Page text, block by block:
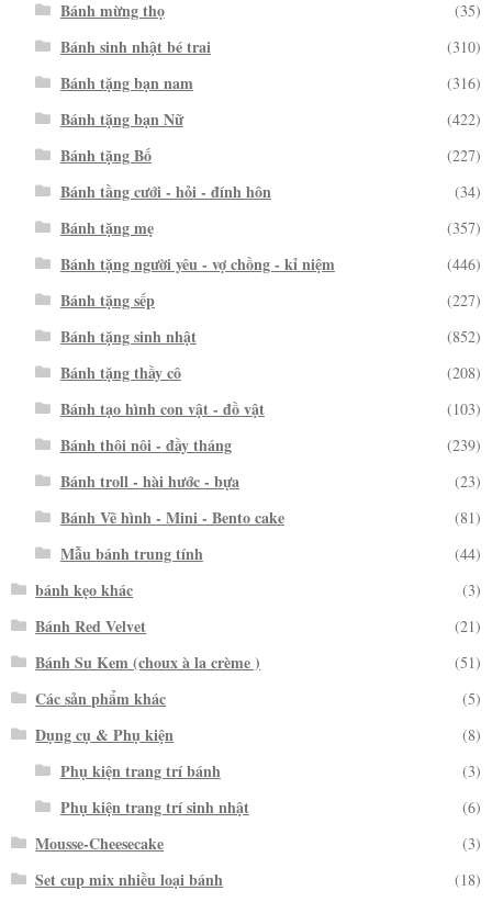
Bánh mừng thọ (35)
Bánh sinh nhật bé trai (310)
Bánh tặng bạn nam (316)
Bánh tặng bạn Nữ (422)
Bánh tặng Bố (227)
Bánh tầng cưới - hỏi - đính hôn (34)
Bánh tặng mẹ (357)
Bánh tặng người yêu - vợ chồng - kỉ niệm (446)
Bánh tặng sếp (227)
Bánh tặng sinh nhật (852)
Bánh tặng thầy cô (208)
Bánh tạo hình con vật - đồ vật (103)
Bánh thôi nôi - đầy tháng (239)
Bánh troll - hài hước - bựa (23)
Bánh Vẽ hình - Mini - Bento cake (81)
Mẫu bánh trung tính (44)
bánh kẹo khác (3)
Bánh Red Velvet (21)
Bánh Su Kem (choux à la crème ) (51)
Các sản phẩm khác (5)
Dụng cụ & Phụ kiện (8)
Phụ kiện trang trí bánh (3)
Phụ kiện trang trí sinh nhật (6)
Mousse-Cheesecake (3)
Set cup mix nhiều loại bánh (18)